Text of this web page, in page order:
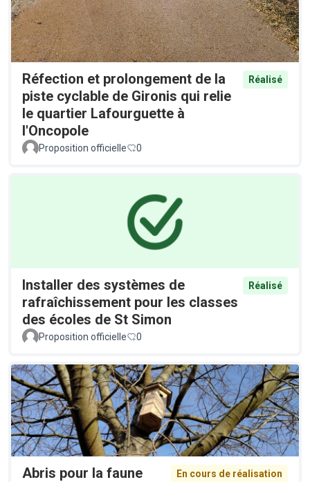
Réfection et prolongement de la
piste cyclable de Gironis qui relie
le quartier Lafourguette à
l'Oncopole
Réalisé
Proposition officielle 0
Installer des systèmes de
rafraîchissement pour les classes
des écoles de St Simon
Réalisé
Proposition officielle 0
Abris pour la faune
En cours de réalisation